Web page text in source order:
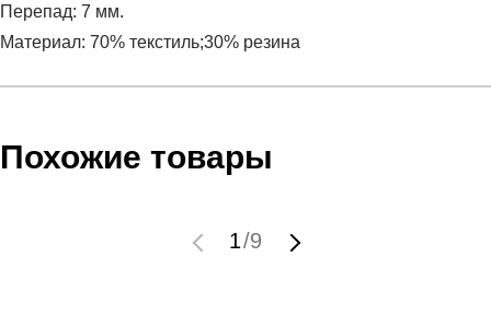
Перепад: 7 мм.
Материал: 70% текстиль;30% резина
Reflective Black / Black / Elemental
UA W Breathe Lace Reflective Black / Black /
Инструкция по оплате есть в самом конце счета, который
мы не увидим Вашу оплату.
Похожие товары
1/9